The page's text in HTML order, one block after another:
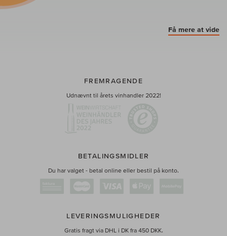
Få mere at vide
FREMRAGENDE
Udnævnt til årets vinhandler 2022!
BETALINGSMIDLER
Du har valget - betal online eller bestil på konto.
LEVERINGSMULIGHEDER
Gratis fragt via DHL i DK fra 450 DKK.